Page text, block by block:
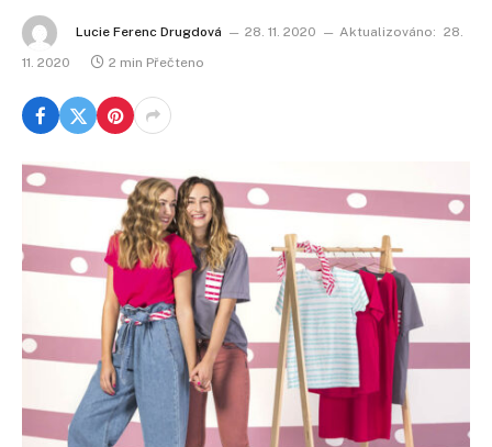
Lucie Ferenc Drugdová 28. 11. 2020 Aktualizováno: 28.
11. 2020
2 min Přečteno